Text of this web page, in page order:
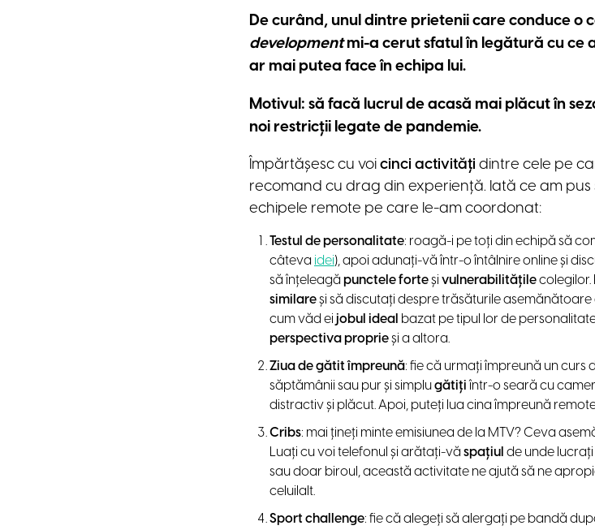
De curând, unul dintre prietenii care conduce o
developmentmi-a cerut sfatul în legătură cu ce
ar mai putea face în echipa lui.
Motivul: să facă lucrul de acasă mai plăcut în
noi restricții legate de pandemie.
Împărtășesc cu voi cinci activități dintre cele pe
recomand cu drag din experiență. Iată ce am pus
echipele remote pe care le-am coordonat:
Testul de personalitate: roagă-i pe toți din echipă să
câteva idei), apoi adunați-vă într-o întâlnire online și
să înțeleagă punctele forteși vulnerabilitățilecolegilor.
similareși să discutați despre trăsăturile
cum văd ei jobul ideal bazat pe tipul lor de
perspectiva proprieși a altora.
Ziua de gătit împreună: fie că urmați împreună un curs
săptămânii sau pur și simplugătițiîntr-o seară cu
distractiv și plăcut. Apoi, puteți lua cina împreună
Cribs: mai țineți minte emisiunea de la MTV? Ceva
Luați cu voi telefonul și arătați-vă spațiul de unde lucrați
sau doar biroul, această activitate ne ajută să ne
celuilalt.
Sport challenge: fie că alegeți să alergați pe bandă